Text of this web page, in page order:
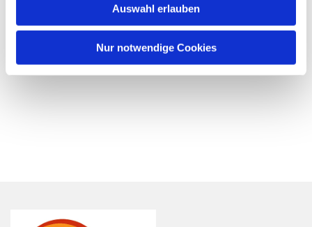
Auswahl erlauben
Nur notwendige Cookies